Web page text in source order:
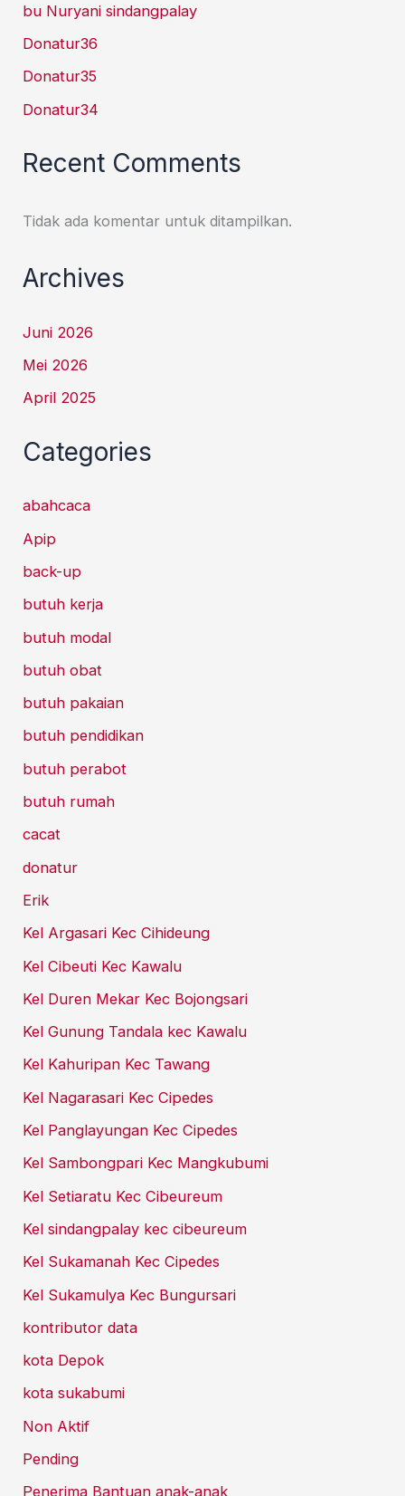
bu Nuryani sindangpalay
Donatur36
Donatur35
Donatur34
Recent Comments
Tidak ada komentar untuk ditampilkan.
Archives
Juni 2026
Mei 2026
April 2025
Categories
abahcaca
Apip
back-up
butuh kerja
butuh modal
butuh obat
butuh pakaian
butuh pendidikan
butuh perabot
butuh rumah
cacat
donatur
Erik
Kel Argasari Kec Cihideung
Kel Cibeuti Kec Kawalu
Kel Duren Mekar Kec Bojongsari
Kel Gunung Tandala kec Kawalu
Kel Kahuripan Kec Tawang
Kel Nagarasari Kec Cipedes
Kel Panglayungan Kec Cipedes
Kel Sambongpari Kec Mangkubumi
Kel Setiaratu Kec Cibeureum
Kel sindangpalay kec cibeureum
Kel Sukamanah Kec Cipedes
Kel Sukamulya Kec Bungursari
kontributor data
kota Depok
kota sukabumi
Non Aktif
Pending
Penerima Bantuan anak-anak